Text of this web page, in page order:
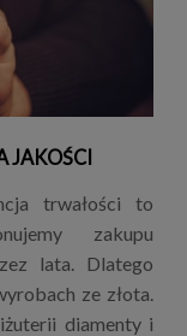
JAKOŚCI
trwałości to
zakupu
lata. Dlatego
ze złota.
diamenty i